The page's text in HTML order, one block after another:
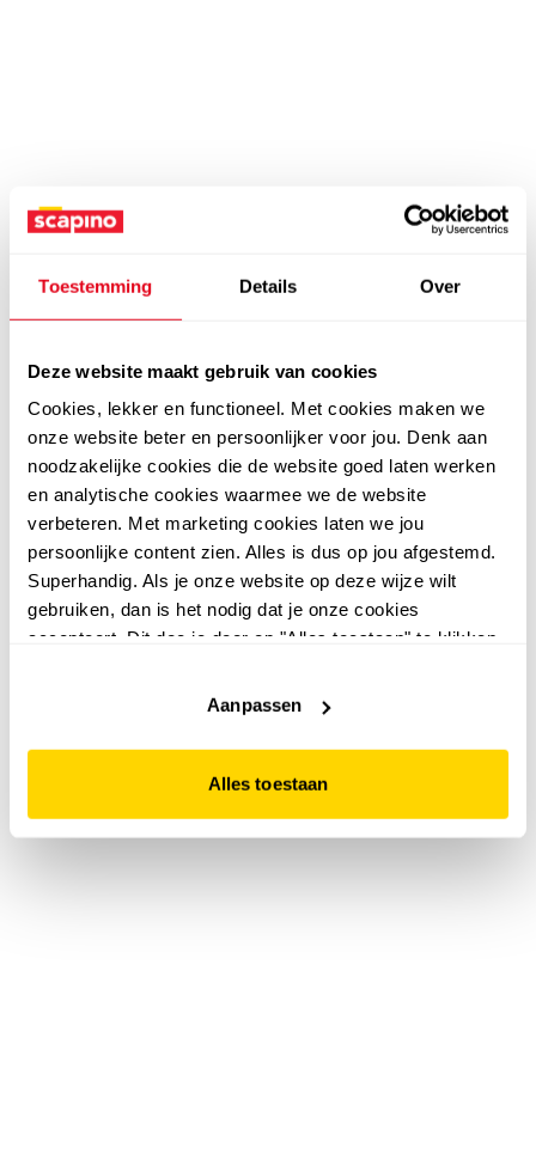
Toestemming Details Over
Deze website maakt gebruik van cookies
Cookies, lekker en functioneel. Met cookies maken we
onze website beter en persoonlijker voor jou. Denk aan
noodzakelijke cookies die de website goed laten werken
en analytische cookies waarmee we de website
verbeteren. Met marketing cookies laten we jou
persoonlijke content zien. Alles is dus op jou afgestemd.
Superhandig. Als je onze website op deze wijze wilt
gebruiken, dan is het nodig dat je onze cookies
accepteert. Dit doe je door op "Alles toestaan" te klikken.
website niet optimaal functioneert.
Aanpassen
Alles toestaan